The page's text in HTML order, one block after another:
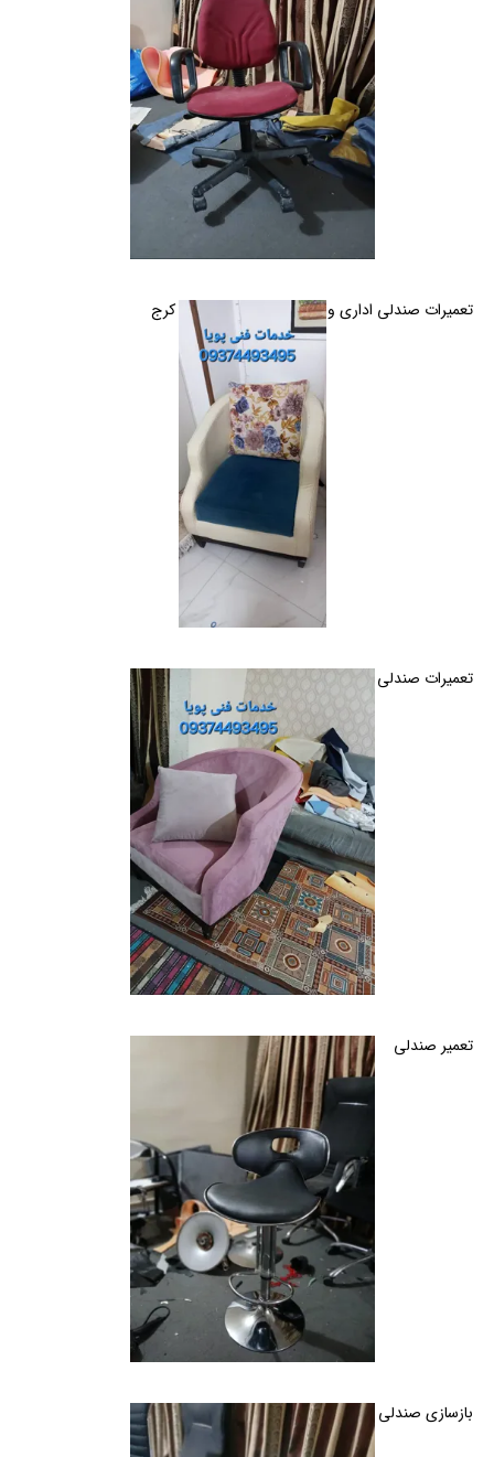
تعمیرات صندلی اداری و خانگی گردان و ثابت در کرج
تعمیرات صندلی اداری و خانگی گردان و ثابت در کرج
تعمیر صندلی
بازسازی صندلی